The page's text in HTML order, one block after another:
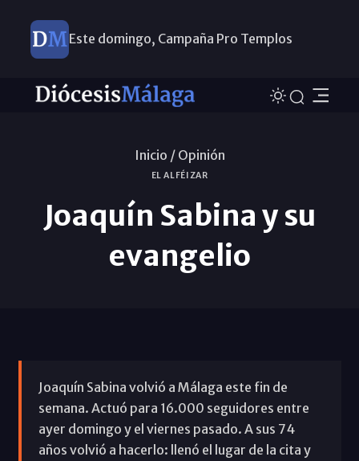
Este domingo, Campaña Pro Templos
Inicio / Opinión
EL ALFÉIZAR
Joaquín Sabina y su
evangelio
Joaquín Sabina volvió a Málaga este fin de
semana. Actuó para 16.000 seguidores entre
ayer domingo y el viernes pasado. A sus 74
años volvió a hacerlo: llenó el lugar de la cita y